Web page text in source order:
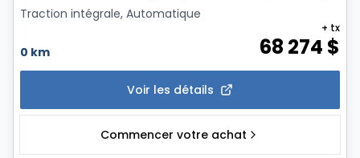
Traction intégrale, Automatique
0 km 68 274 $
+ tx
Voir les détails
Commencer votre achat